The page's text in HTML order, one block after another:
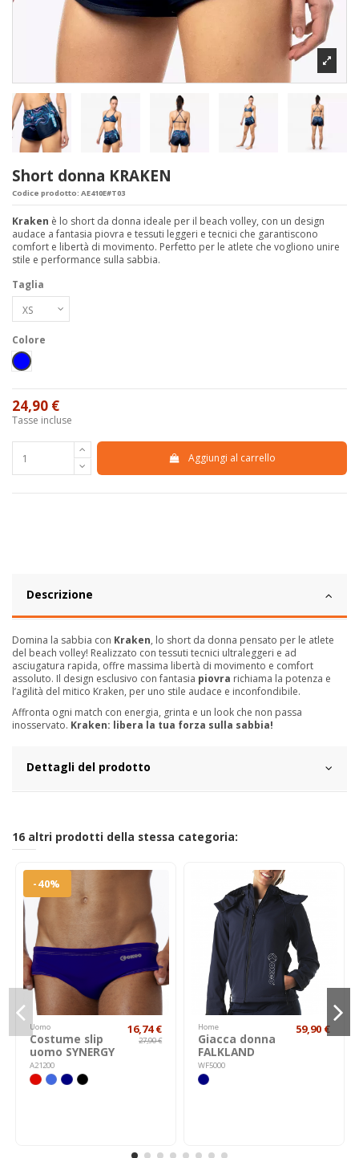
Short donna KRAKEN
Codice prodotto: AE410E#T03
Kraken è lo short da donna ideale per il beach volley, con un design
audace a fantasia piovra e tessuti leggeri e tecnici che garantiscono
comfort e libertà di movimento. Perfetto per le atlete che vogliono unire
stile e performance sulla sabbia.
Taglia
Colore
Blu
24,90 €
Tasse incluse
Aggiungi al carrello
Descrizione
Domina la sabbia con Kraken, lo short da donna pensato per le atlete
del beach volley! Realizzato con tessuti tecnici ultraleggeri e ad
asciugatura rapida, offre massima libertà di movimento e comfort
assoluto. Il design esclusivo con fantasia piovra richiama la potenza e
l’agilità del mitico Kraken, per uno stile audace e inconfondibile.
Affronta ogni match con energia, grinta e un look che non passa
inosservato. Kraken: libera la tua forza sulla sabbia!
Dettagli del prodotto
16 altri prodotti della stessa categoria:
-40%
Uomo
Costume slip
uomo SYNERGY
A21200
16,74 €
27,90 €
Home
Giacca donna
FALKLAND
WF5000
59,90 €